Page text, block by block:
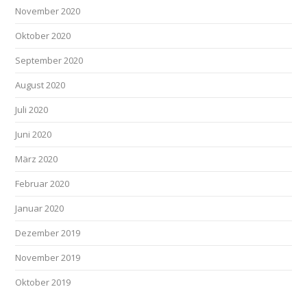
November 2020
Oktober 2020
September 2020
August 2020
Juli 2020
Juni 2020
März 2020
Februar 2020
Januar 2020
Dezember 2019
November 2019
Oktober 2019